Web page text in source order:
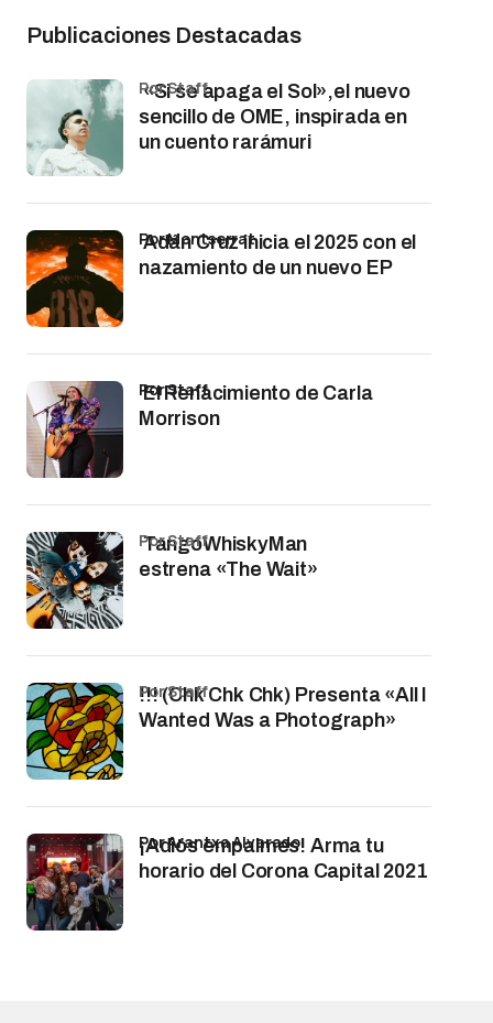
Publicaciones Destacadas
«Si se apaga el Sol»,el nuevo
sencillo de OME, inspirada en
un cuento rarámuri
por Staff
Adán Cruz inicia el 2025 con el
nazamiento de un nuevo EP
por Montserrat
El Renacimiento de Carla
Morrison
por Staff
TangoWhiskyMan
estrena «The Wait»
por Staff
!!! (Chk Chk Chk) Presenta «All I
Wanted Was a Photograph»
por Staff
¡Adiós empalmes! Arma tu
horario del Corona Capital 2021
por Arantxa Alvarado